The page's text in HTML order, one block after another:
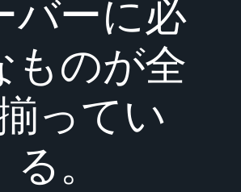
バーに必
ものが全
ってい
る。